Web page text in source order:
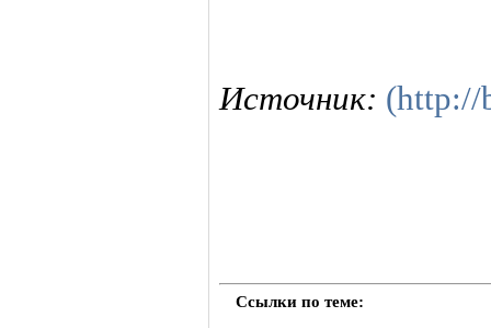
Источник: (http://
Ссылки по теме: